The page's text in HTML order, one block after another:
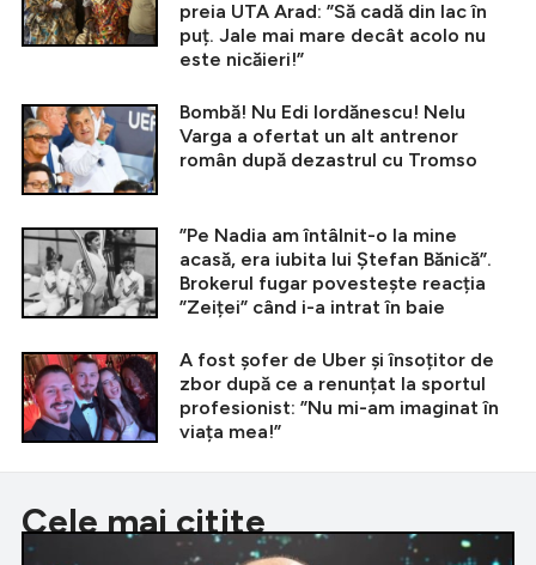
preia UTA Arad: ”Să cadă din lac în
puț. Jale mai mare decât acolo nu
este nicăieri!”
Bombă! Nu Edi Iordănescu! Nelu
Varga a ofertat un alt antrenor
român după dezastrul cu Tromso
”Pe Nadia am întâlnit-o la mine
acasă, era iubita lui Ștefan Bănică”.
Brokerul fugar povestește reacția
”Zeiței” când i-a intrat în baie
A fost șofer de Uber și însoțitor de
zbor după ce a renunțat la sportul
profesionist: ”Nu mi-am imaginat în
viața mea!”
Cele mai citite